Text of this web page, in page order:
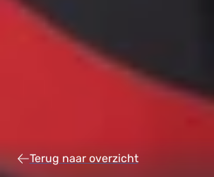
Terug naar overzicht